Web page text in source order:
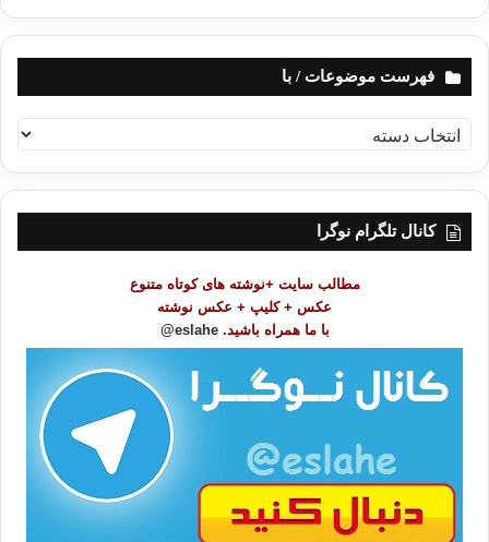
فهرست موضوعات / با
ه
ر
کانال تلگرام نوگرا
مطالب سایت +نوشته های کوتاه متنوع
عکس + کلیپ + عکس نوشته
با ما همراه باشید. eslahe@